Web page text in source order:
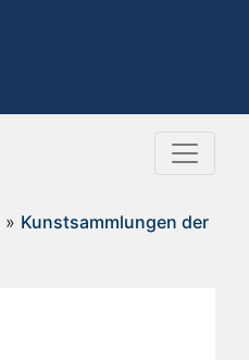
» Kunstsammlungen der